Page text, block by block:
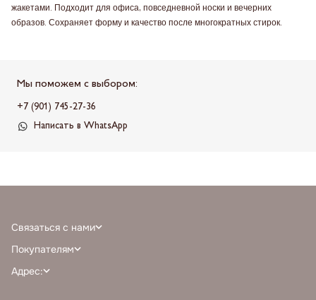
жакетами. Подходит для офиса, повседневной носки и вечерних
образов. Сохраняет форму и качество после многократных стирок.
Мы поможем с выбором:
+7 (901) 745-27-36
Написать в WhatsApp
Связаться с нами
+7 (968) 388-77-75
Написать в MAX
Покупателям
Личный кабинет
Адрес: